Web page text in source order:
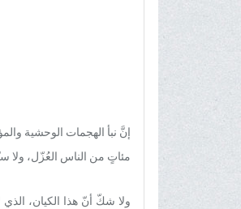
إنَّ نبأ الهجمات الوحشية
مئاتٍ من الناس العُزّل، ولا
ولا شكّ أنّ هذا الكيان، الذي